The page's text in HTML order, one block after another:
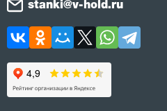
stanki@v-hold.ru